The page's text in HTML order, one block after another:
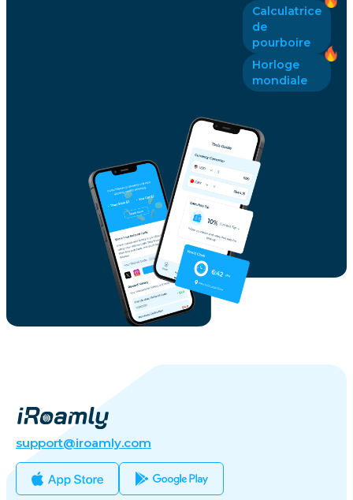
Calculatrice
de
pourboire
Horloge
mondiale
support@iroamly.com